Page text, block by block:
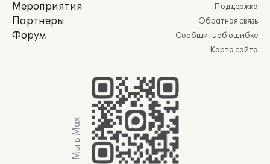
Мероприятия
Партнеры
Форум
Поддержка
Обратная связь
Сообщить об ошибке
Карта сайта
Мы в Max